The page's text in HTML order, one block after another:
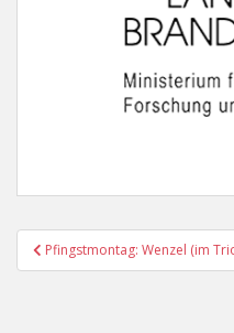
Pfingstmontag: Wenzel (im